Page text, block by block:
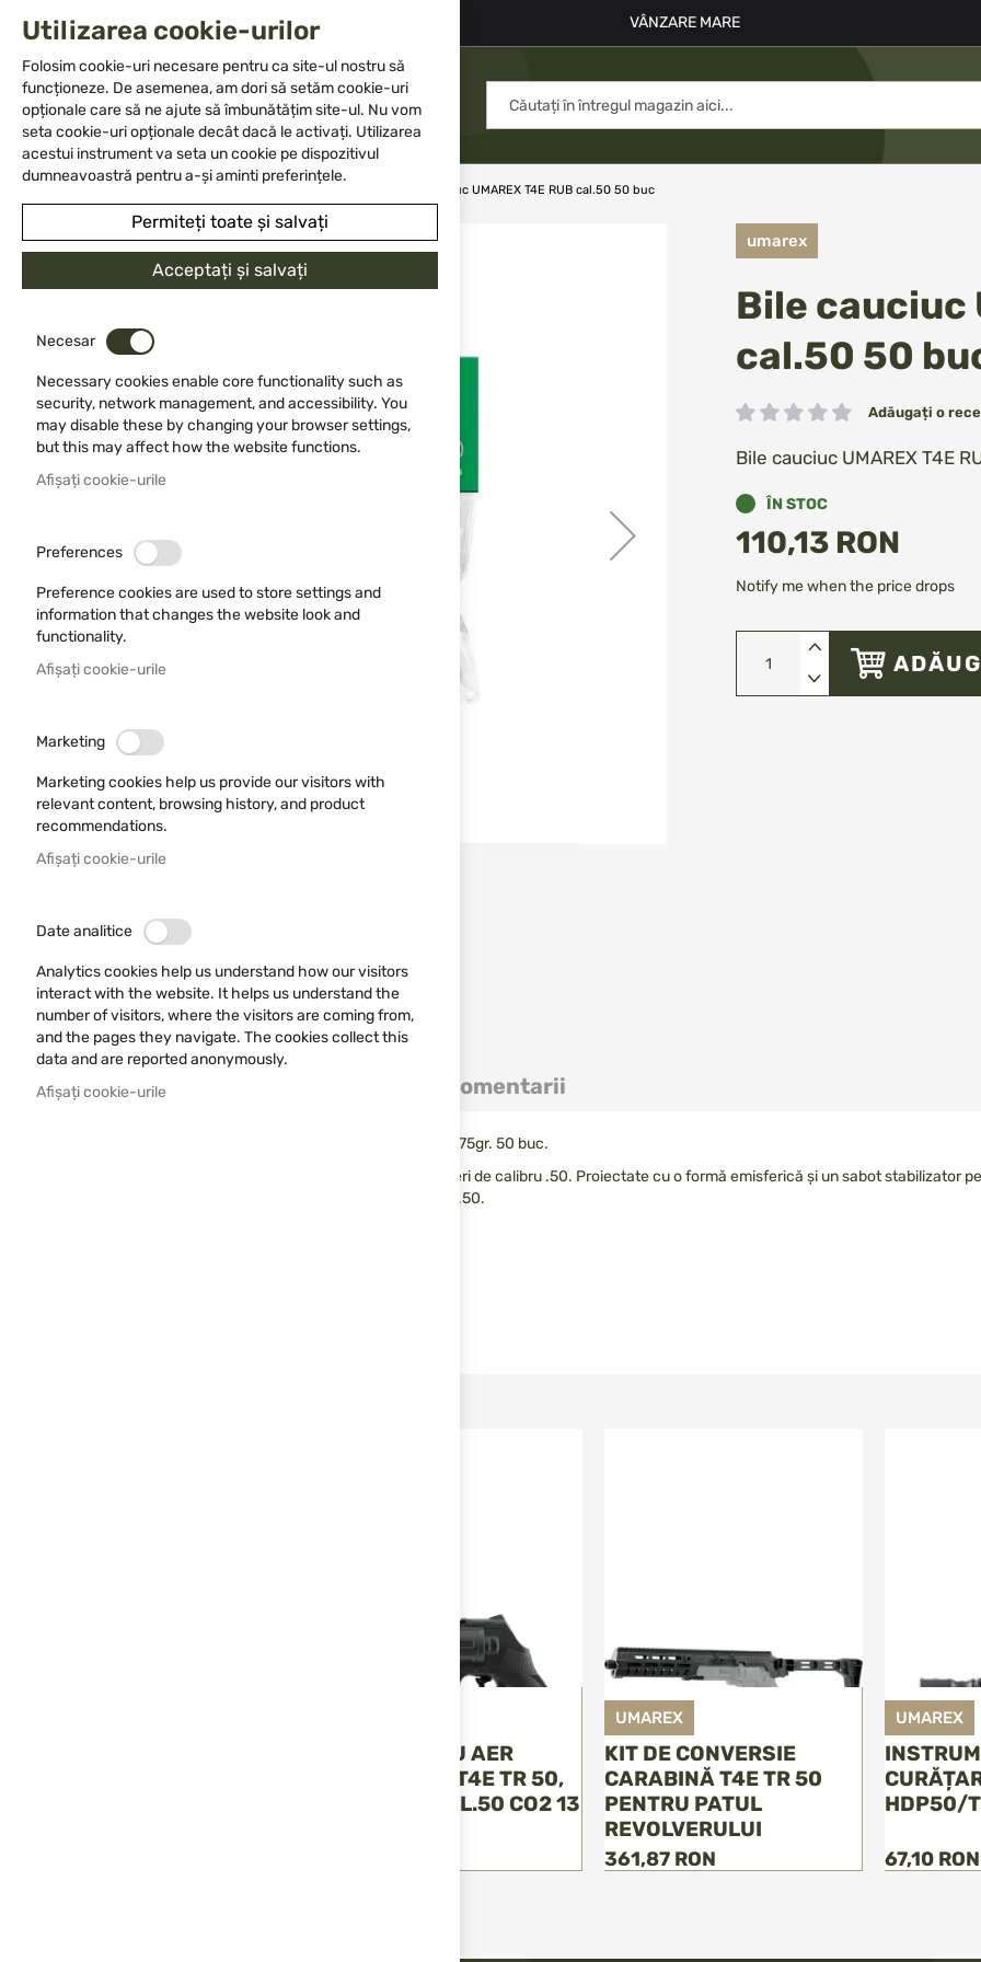
+359 2 983 5014 office@isd-bg.com
Skip
Content
VÂNZARE MARE
MENIU
Bile cauciuc UMAREX T4E RUB cal.50 50 buc
umarex
Bile cauciuc
cal.50 50
Rating: Adăugați o
Bile cauciuc UMAREX T4E
ÎN STOC
110,13 RON
Notify me when the price drops
NOU
la
imagini
Sari
la
inceputul
Detalii
Bile de cauciuc cal.50 UMAREX T4E Performance RUB 0.75gr. 50 buc.
Bile de cauciuc T4E Performance RUB Prec pentru markeri de calibru .50. Proiectate cu o formă emisferică și un sabot stabilizator
Potrivite pentru antrenament și platforme T4E de calibru .50.
Comentarii
REVOLVER CU AER
COMPRIMAT T4E TR 50,
GEN2 BLK CAL.50 CO2 13
UMAREX
KIT DE CONVERSIE
CARABINĂ T4E TR 50
PENTRU PATUL
REVOLVERULUI
361,87 RON
UMAREX
HDP50/
67,10 RON
Utilizarea cookie-urilor
Folosim cookie-uri necesare pentru ca site-ul nostru să
funcționeze. De asemenea, am dori să setăm cookie-uri
opționale care să ne ajute să îmbunătățim site-ul. Nu vom
seta cookie-uri opționale decât dacă le activați. Utilizarea
acestui instrument va seta un cookie pe dispozitivul
dumneavoastră pentru a-și aminti preferințele.
Permiteți toate și salvați
Acceptați și salvați
Necesar
Necessary cookies enable core functionality such as
security, network management, and accessibility. You
may disable these by changing your browser settings,
but this may affect how the website functions.
Afișați cookie-urile
Preferences
Preference cookies are used to store settings and
information that changes the website look and
functionality.
Afișați cookie-urile
Marketing
Marketing cookies help us provide our visitors with
relevant content, browsing history, and product
recommendations.
Afișați cookie-urile
Date analitice
Analytics cookies help us understand how our visitors
interact with the website. It helps us understand the
number of visitors, where the visitors are coming from,
and the pages they navigate. The cookies collect this
data and are reported anonymously.
Afișați cookie-urile